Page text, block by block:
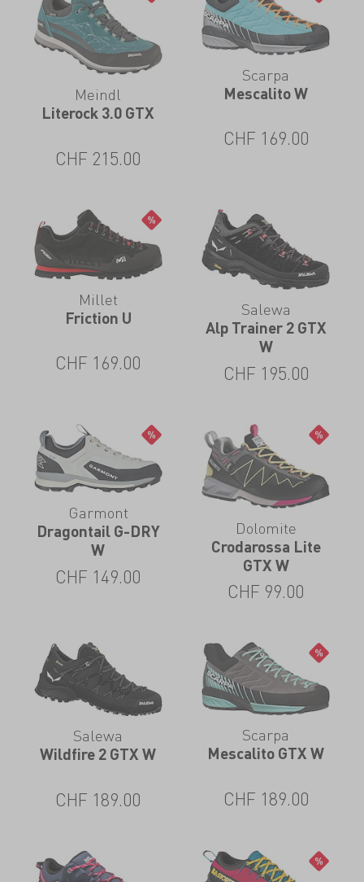
Meindl
Literock 3.0 GTX
CHF 215.00
Scarpa
Mescalito W
CHF 169.00
Millet
Friction U
CHF 169.00
Salewa
Alp Trainer 2 GTX
W
CHF 195.00
Garmont
Dragontail G-DRY
W
CHF 149.00
Dolomite
Crodarossa Lite
GTX W
CHF 99.00
Salewa
Wildfire 2 GTX W
CHF 189.00
Scarpa
Mescalito GTX W
CHF 189.00